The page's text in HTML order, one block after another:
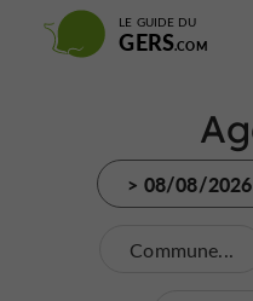
LE GUIDE DU
GERS
> 08/08/2026
Commune...